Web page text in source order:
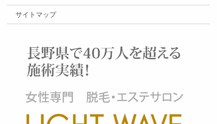
サイトマップ